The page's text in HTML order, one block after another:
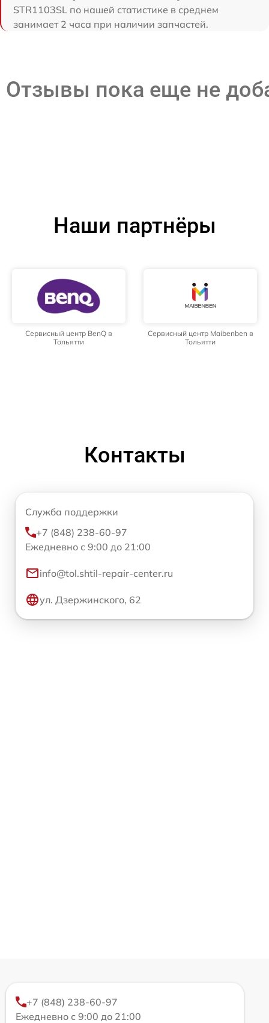
STR1103SL по нашей статистике в среднем
занимает 2 часа при наличии запчастей.
Отзывы пока еще не
Наши партнёры
Сервисный центр BenQ в
Тольятти
Сервисный центр Maibenben в
Тольятти
Контакты
Служба поддержки
+7 (848) 238-60-97
Ежедневно с 9:00 до 21:00
info@tol.shtil-repair-center.ru
ул. Дзержинского, 62
+7 (848) 238-60-97
Ежедневно с 9:00 до 21:00